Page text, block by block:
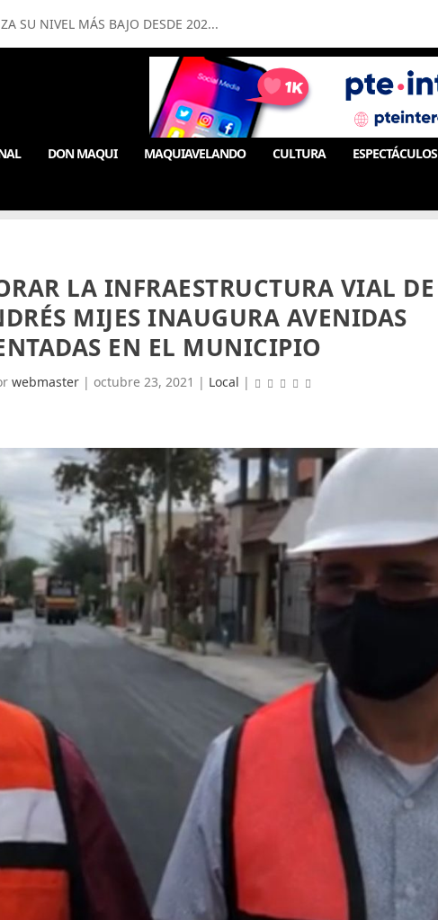
SU NIVEL MÁS BAJO DESDE 202...
DON MAQUI MAQUIAVELANDO CULTURA ESPECTÁCULOS
LA INFRAESTRUCTURA VIAL DE
MIJES INAUGURA AVENIDAS
EN EL MUNICIPIO
webmaster| octubre 23, 2021 | Local |